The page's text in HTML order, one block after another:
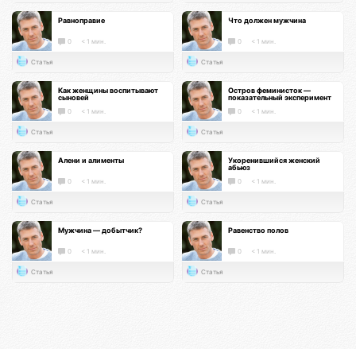
Равноправие
0 < 1 мин.
Статья
Что должен мужчина
0 < 1 мин.
Статья
Как женщины воспитывают
сыновей
0 < 1 мин.
Статья
Остров феминисток —
показательный эксперимент
0 < 1 мин.
Статья
Алени и алименты
0 < 1 мин.
Статья
Укоренившийся женский
абьюз
0 < 1 мин.
Статья
Мужчина — добытчик?
0 < 1 мин.
Статья
Равенство полов
0 < 1 мин.
Статья